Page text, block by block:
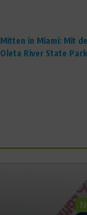
Mitten in Miami: Mit
Oleta River State Park